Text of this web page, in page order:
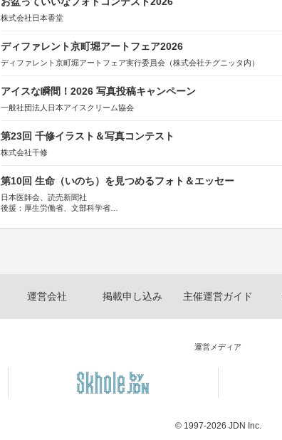
株式会社日本香堂
ディファレント京町堀アートフェア2026
ディファレント京町堀アートフェア実行委員会（株式会社チグニッタ内）
アイスな瞬間！2026 写真投稿キャンペーン
一般社団法人日本アイスクリーム協会
第23回 千修イラスト＆写真コンテスト
株式会社千修
第10回 生命（いのち）を見つめるフォト＆エッセー
日本医師会、読売新聞社
後援：厚生労働省、文部科学省
運営会社 掲載申し込み 主催運営ガイド
運営メディア
© 1997-2026 JDN Inc.